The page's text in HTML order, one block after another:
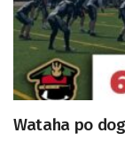
Wataha po